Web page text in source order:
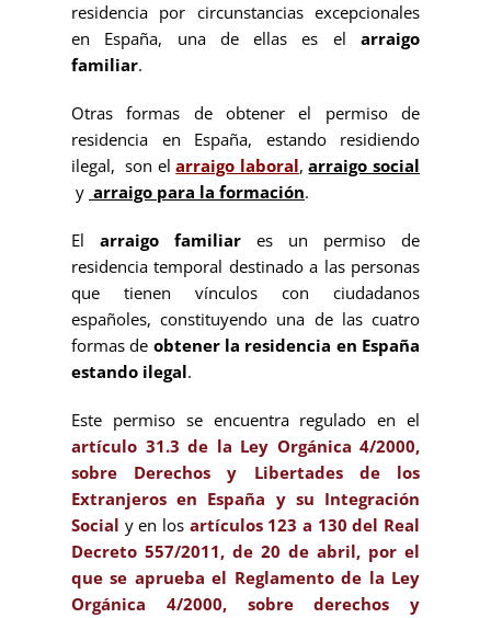
residencia por circunstancias excepcionales
en España, una de ellas es el arraigo
familiar.
Otras formas de obtener el permiso de
residencia en España, estando residiendo
ilegal, son elarraigo laboral,arraigo social
y arraigo para la formación.
El arraigo familiar es un permiso de
residencia temporal destinado a las personas
que tienen vínculos con ciudadanos
españoles, constituyendo una de las cuatro
formas de obtener la residencia en España
estando ilegal.
Este permiso se encuentra regulado en el
artículo 31.3 de la Ley Orgánica 4/2000,
sobre Derechos y Libertades de los
Extranjeros en España y su Integración
Social y en los artículos 123 a 130 del Real
Decreto 557/2011, de 20 de abril, por el
que se aprueba el Reglamento de la Ley
Orgánica 4/2000, sobre derechos y